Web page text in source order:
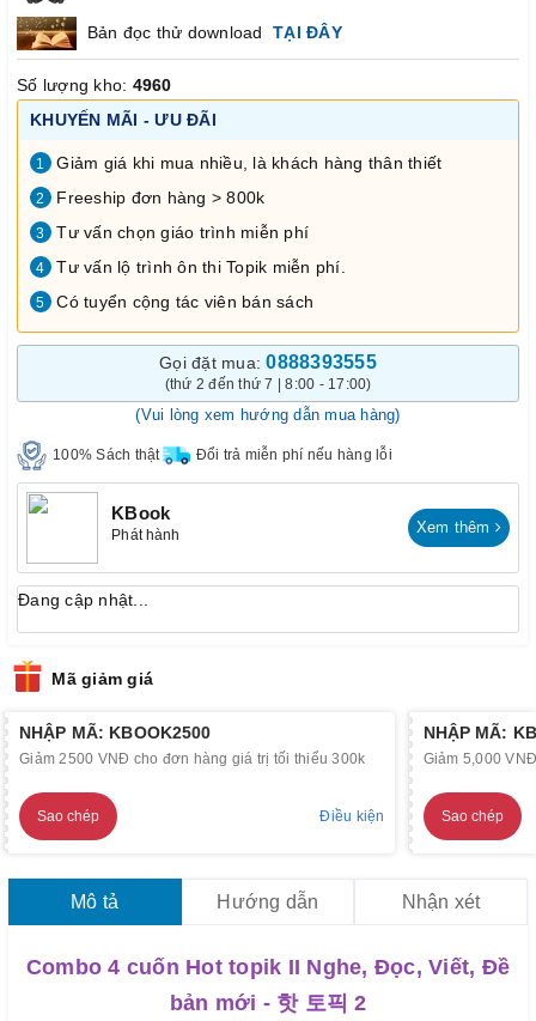
Bản đọc thử download TẠI ĐÂY
Số lượng kho: 4960
KHUYẾN MÃI - ƯU ĐÃI
1 Giảm giá khi mua nhiều, là khách hàng thân thiết
2 Freeship đơn hàng > 800k
3 Tư vấn chọn giáo trình miễn phí
4 Tư vấn lộ trình ôn thi Topik miễn phí.
5 Có tuyển cộng tác viên bán sách
Gọi đặt mua:0888393555
(thứ 2 đến thứ 7 | 8:00 - 17:00)
(Vui lòng xem hướng dẫn mua hàng)
100% Sách thật Đổi trả miễn phí nếu hàng lỗi
KBook
Phát hành Xem thêm
Đang cập nhật...
Mã giảm giá
NHẬP MÃ: KBOOK2500
Giảm 2500 VNĐ cho đơn hàng giá trị tối thiểu 300k
Sao chép Điều kiện
NHẬP MÃ:
Giảm 5,000
Sao chép
Mô tả Hướng dẫn Nhận xét
Combo 4 cuốn Hot topik II Nghe, Đọc, Viết, Đề
bản mới - 핫 토픽 2